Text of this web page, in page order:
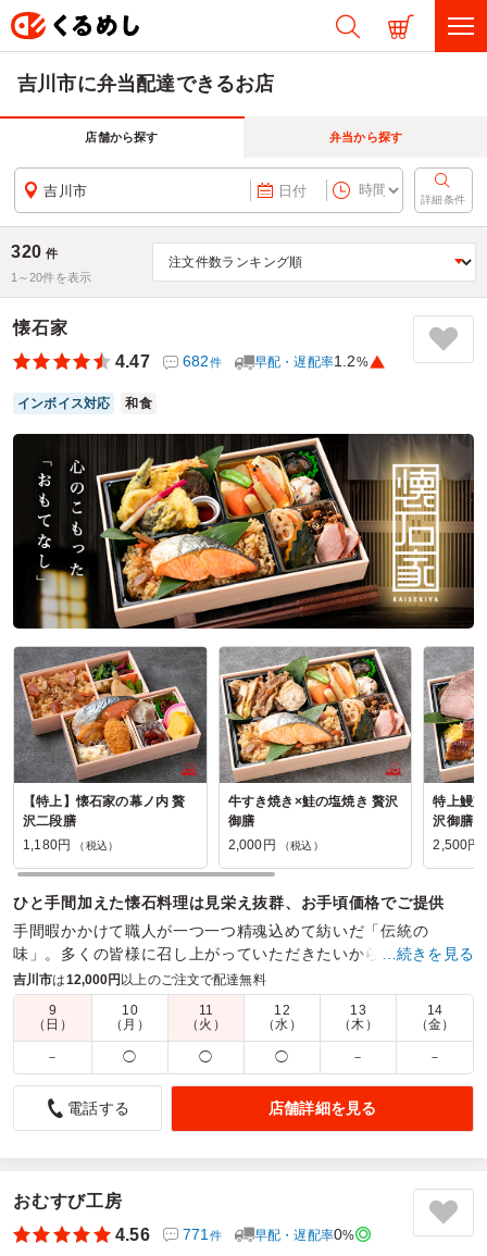
吉川市に弁当配達できるお店
店舗から探す 弁当から探す
吉川市 日付
詳細条件
320 件
1～20件を表示
懐石家
4.47
682件 早配・遅配率1.2%
インボイス対応 和食
【特上】懐石家の幕ノ内 贅
沢二段膳
1,180円
（税込）
牛すき焼き×鮭の塩焼き 贅沢
御膳
2,000円
（税込）
特上鰻
沢御膳
2,500円
ひと手間加えた懐石料理は見栄え抜群、お手頃価格でご提供
手間暇かかけて職人が一つ一つ精魂込めて紡いだ「伝統の
味」。多くの皆様に召し上がっていただきたいから・・・お手
頃価格でご提供いたします。
商品数： 締切日時： 1日前18:00 価格帯：
1,180円～2,500円
配達時間：
9:00～19:00
バラエティー豊かな２段弁当でした！
5.0
いました。
２段弁当だったのでみんなワクワクしながら蓋を開けていま
した。
…続きを見る
吉川市は12,000円以上のご注文で配達無料
9
（日）
10
（月）
11
（火）
12
（水）
13
（木）
14
（金）
－ ◯ ◯ ◯ － －
電話する 店舗詳細を見る
おむすび工房
4.56
771 件 早配・遅配率0%